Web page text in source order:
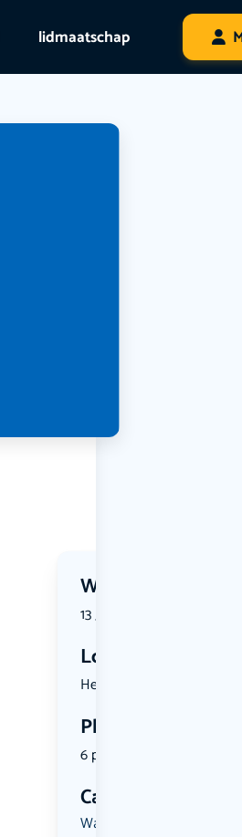
lidmaatschap
Wanneer?
13 June 2026 | 14:00
Locatie
Het Lange ...
Plekken
6 plekken beschikbaar
Categorie
Wandelen